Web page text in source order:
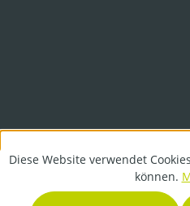
Diese Website verwendet
können.